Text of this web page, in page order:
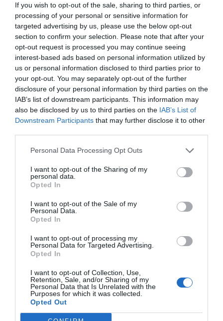
If you wish to opt-out of the sale, sharing to third parties, or
processing of your personal or sensitive information for
targeted advertising by us, please use the below opt-out
section to confirm your selection. Please note that after your
opt-out request is processed you may continue seeing
interest-based ads based on personal information utilized by
us or personal information disclosed to third parties prior to
your opt-out. You may separately opt-out of the further
disclosure of your personal information by third parties on the
IAB’s list of downstream participants. This information may
also be disclosed by us to third parties on the IAB’s List of
Downstream Participants that may further disclose it to other
Personal Data Processing Opt Outs
I want to opt-out of the Sharing of my
personal data.
Opted In
I want to opt-out of the Sale of my
Personal Data.
Opted In
I want to opt-out of processing my
Personal Data for Targeted Advertising.
Opted In
I want to opt-out of Collection, Use,
Retention, Sale, and/or Sharing of my
Personal Data that Is Unrelated with the
Purposes for which it was collected.
Opted Out
INTERNACIONAL
Colombia. La bancada provida impulsa una
reforma para incluir que el derecho a la vida
es inviolable “desde la fecundación”
José Ángel Gutiérrez 08/08/26 06:00
INTERNACIONAL
La bomba de Hiroshima no perseguía a
Occidente, la de Nagasaki sí: era la ciudad
católica del Japón
08/08/26 06:00
La batalla no es solo “híbrida” ni
“biopolítica”, sino espiritual... y la ganará la
Virgen
Gabriel Galdón 08/08/26 06:00
SOCIEDAD
bendecido en otros miembros de la Unión
Europea
Eulogio López
historia, de poner la verdadera, de
desmontar la falsificación, es un trabajo
cristiano"
por Hispanidad